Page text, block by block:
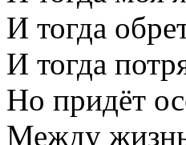
И тогда
И тогда
Но придёт
Между